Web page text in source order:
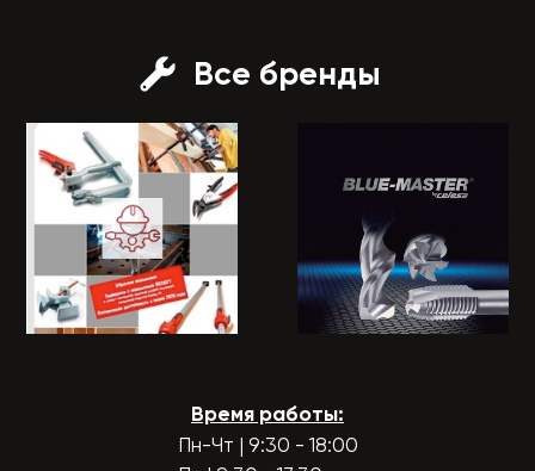
Все бренды
Время работы:
Пн-Чт | 9:30 - 18:00